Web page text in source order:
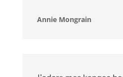
Annie Mongrain